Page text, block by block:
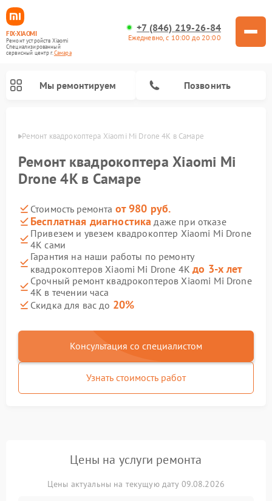
FIX-XIAOMI
Ремонт устройств Xiaomi
Специализированный
cервисный центр г.Самара
+7 (846) 219-26-84
Ежедневно, с 10:00 до 20:00
Мы ремонтируем Позвонить
Ремонт квадрокоптера Xiaomi Mi Drone 4K в Самаре
Ремонт квадрокоптера Xiaomi Mi
Drone 4K в Самаре
Стоимость ремонта от 980 руб.
Бесплатная диагностика даже при отказе
Привезем и увезем квадрокоптер Xiaomi Mi Drone
4K сами
Гарантия на наши работы по ремонту
квадрокоптеров Xiaomi Mi Drone 4Kдо 3-х лет
Срочный ремонт квадрокоптеров Xiaomi Mi Drone
4K в течении часа
Скидка для вас до 20%
Консультация со специалистом
Узнать стоимость работ
Цены на услуги ремонта
Цены актуальны на текущую дату 09.08.2026